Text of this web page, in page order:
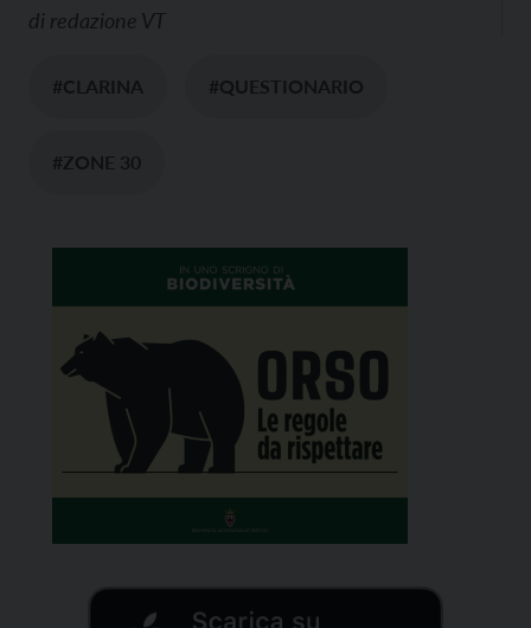
di redazione VT
#CLARINA #QUESTIONARIO
#ZONE 30